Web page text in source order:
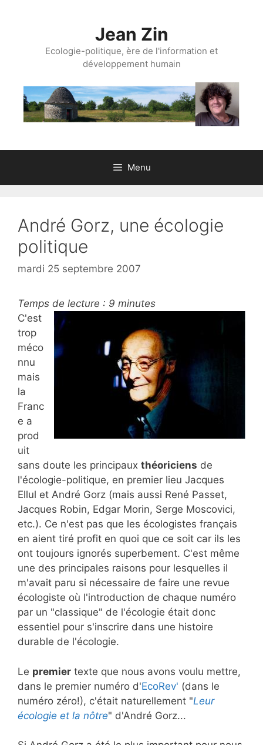
Jean Zin
Ecologie-politique, ère de l'information et
développement humain
Menu
André Gorz, une écologie
politique
mardi 25 septembre 2007
Temps de lecture : 9 minutes
C'est
trop
méco
nnu
mais
la
Franc
e a
prod
uit
sans doute les principaux théoriciens de
l'écologie-politique, en premier lieu Jacques
Ellul et André Gorz (mais aussi René Passet,
Jacques Robin, Edgar Morin, Serge Moscovici,
etc.). Ce n'est pas que les écologistes français
en aient tiré profit en quoi que ce soit car ils les
ont toujours ignorés superbement. C'est même
une des principales raisons pour lesquelles il
m'avait paru si nécessaire de faire une revue
écologiste où l'introduction de chaque numéro
par un "classique" de l'écologie était donc
essentiel pour s'inscrire dans une histoire
durable de l'écologie.
Le premier texte que nous avons voulu mettre,
dans le premier numéro d'EcoRev' (dans le
numéro zéro!), c'était naturellement "Leur
écologie et la nôtre" d'André Gorz...